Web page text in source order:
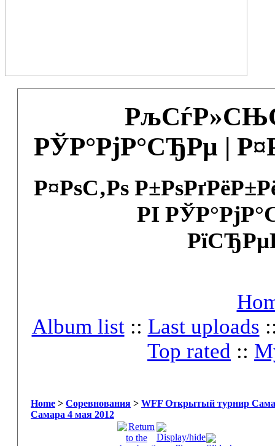
РЎР°РјР°СЂРµ |
Р¤РѕС‚Рѕ
РІ
Album list:: Last uploads
Top rated ::
Home > Соревнования > WFF Открытый турнир
Самара 4 мая 2012